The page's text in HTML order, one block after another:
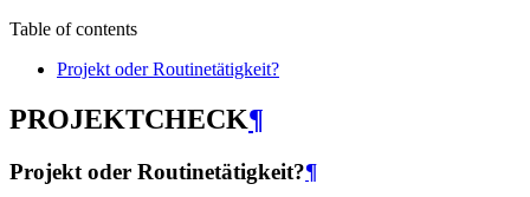
Table of contents
Projekt oder Routinetätigkeit?
PROJEKTCHECK¶
Projekt oder Routinetätigkeit?¶